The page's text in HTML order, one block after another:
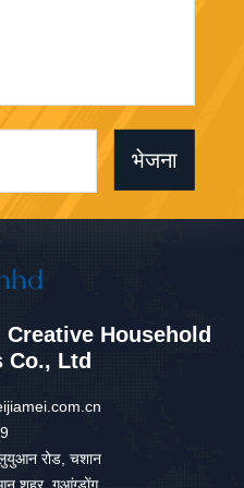
भेजना
Household
Co., Ltd
रोड, चशान